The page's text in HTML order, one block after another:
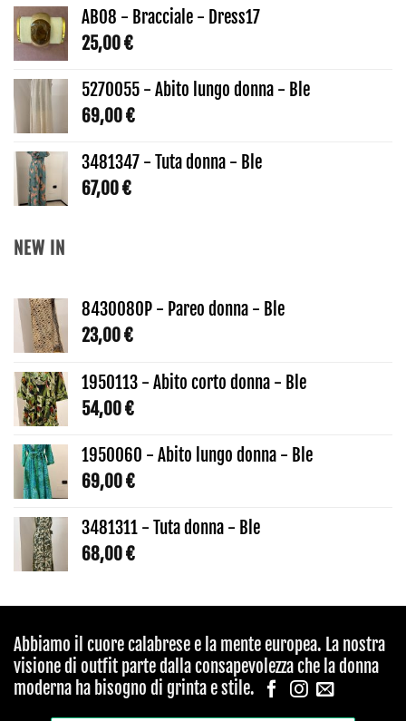
AB08 - Bracciale - Dress17
25,00€
5270055 - Abito lungo donna - Ble
69,00€
3481347 - Tuta donna - Ble
67,00€
NEW IN
8430080P - Pareo donna - Ble
23,00€
1950113 - Abito corto donna - Ble
54,00€
1950060 - Abito lungo donna - Ble
69,00€
3481311 - Tuta donna - Ble
68,00€
Abbiamo il cuore calabrese e la mente europea. La nostra
visione di outfit parte dalla consapevolezza che la donna
moderna ha bisogno di grinta e stile.